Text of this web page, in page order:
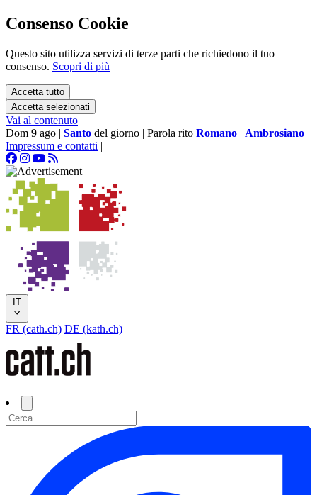
Consenso Cookie
Questo sito utilizza servizi di terze parti che richiedono il tuo
consenso. Scopri di più
Accetta tutto
Accetta selezionati
Vai al contenuto
Dom 9 ago | Santo del giorno | Parola rito Romano | Ambrosiano
Impressum e contatti |
IT
FR (cath.ch) DE (kath.ch)